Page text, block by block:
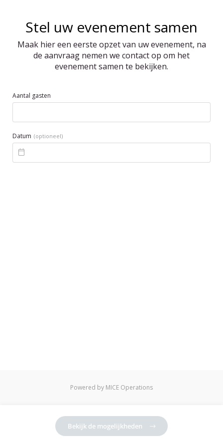
Stel uw evenement samen
Maak hier een eerste opzet van uw evenement, na
de aanvraag nemen we contact op om het
evenement samen te bekijken.
Aantal gasten
Datum (optioneel)

Powered by MICE Operations
Bekijk de mogelijkheden